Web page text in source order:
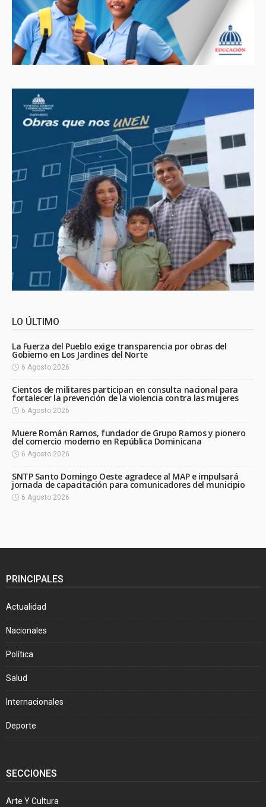
LO ÚLTIMO
La Fuerza del Pueblo exige transparencia por obras del
Gobierno en Los Jardines del Norte
6 Agosto 2026
Cientos de militares participan en consulta nacional para
fortalecer la prevención de la violencia contra las mujeres
6 Agosto 2026
Muere Román Ramos, fundador de Grupo Ramos y pionero
del comercio moderno en República Dominicana
6 Agosto 2026
SNTP Santo Domingo Oeste agradece al MAP e impulsará
jornada de capacitación para comunicadores del municipio
6 Agosto 2026
PRINCIPALES
Actualidad
Nacionales
Política
Salud
Internacionales
Deporte
SECCIONES
Arte Y Cultura